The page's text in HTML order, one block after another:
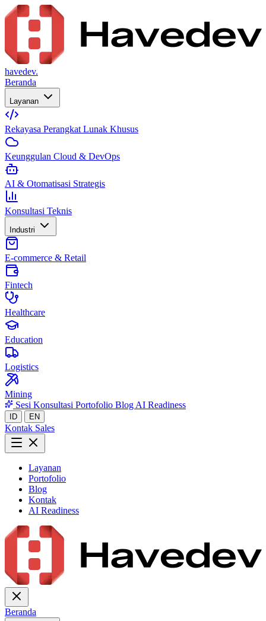
havedev.
Beranda
Layanan
Rekayasa Perangkat Lunak Khusus
Keunggulan Cloud & DevOps
AI & Otomatisasi Strategis
Konsultasi Teknis
Industri
E-commerce & Retail
Fintech
Healthcare
Education
Logistics
Mining
Sesi Konsultasi Portofolio Blog AI Readiness
ID EN
Kontak Sales
Layanan
Portofolio
Blog
Kontak
AI Readiness
Beranda